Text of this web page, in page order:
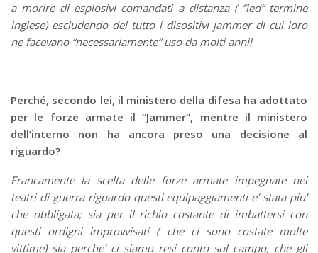
a morire di esplosivi comandati a distanza ( “ied” termine
inglese) escludendo del tutto i disositivi jammer di cui loro
ne facevano “necessariamente” uso da molti anni!
Perché, secondo lei, il ministero della difesa ha adottato
per le forze armate il “Jammer”, mentre il ministero
dell’interno non ha ancora preso una decisione al
riguardo?
Francamente la scelta delle forze armate impegnate nei
teatri di guerra riguardo questi equipaggiamenti e’ stata piu’
che obbligata; sia per il richio costante di imbattersi con
questi ordigni improvvisati ( che ci sono costate molte
vittime) sia perche’ ci siamo resi conto sul campo, che gli